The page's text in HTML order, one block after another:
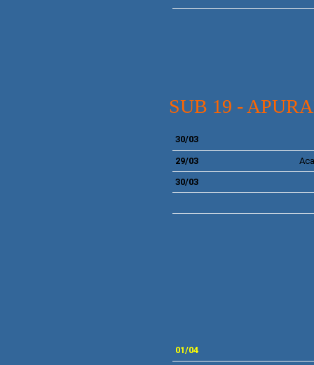
SUB 19 -
30/03
29/03
30/03
01/04